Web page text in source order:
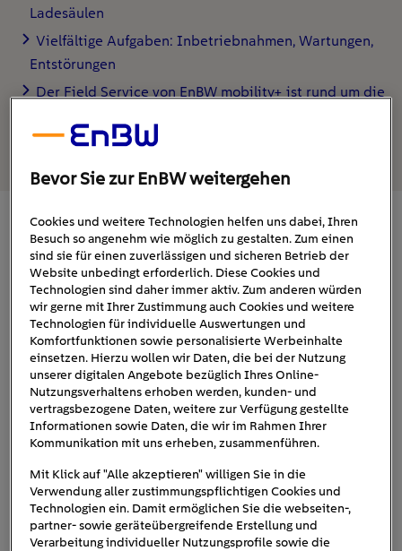
Ladesäulen
Vielfältige Aufgaben: Inbetriebnahmen, Wartungen,
Entstörungen
Der Field Service von EnBW mobility+ ist rund um die
So funktioniert die Überwachung und
Reparatur von Ladesäulen
Die EnBW betreibt das größte Schnellladenetz
Deutschlands. Was, wenn mal ein Ladesäule
defekt ist? Wie stellt die EnBW mobility+ das
fest?
Die Ladeinfrastruktur der EnBW funktioniert. Dafür sorgt
ein zuverlässiger “Maschinenraum”. Die Ladestationen
sind über Mobilfunk an IT-Systeme angebunden. Durch
diese Anbindung kann jederzeit überprüft werden, ob die
Ladestationen einwandfrei funktionieren. Sollte eine
Ladestation ausfallen, wird dieser Defekt automatisch an
uns kommuniziert. Fehler wie ein defektes Kabel oder
Bevor Sie zur EnBW weitergehen
Cookies und weitere Technologien helfen uns dabei, Ihren
Besuch so angenehm wie möglich zu gestalten. Zum einen
sind sie für einen zuverlässigen und sicheren Betrieb der
Website unbedingt erforderlich. Diese Cookies und
Technologien sind daher immer aktiv. Zum anderen würden
wir gerne mit Ihrer Zustimmung auch Cookies und weitere
Technologien für individuelle Auswertungen und
Komfortfunktionen sowie personalisierte Werbeinhalte
einsetzen. Hierzu wollen wir Daten, die bei der Nutzung
unserer digitalen Angebote bezüglich Ihres Online-
Nutzungsverhaltens erhoben werden, kunden- und
vertragsbezogene Daten, weitere zur Verfügung gestellte
Informationen sowie Daten, die wir im Rahmen Ihrer
Kommunikation mit uns erheben, zusammenführen.
Mit Klick auf "Alle akzeptieren" willigen Sie in die
Verwendung aller zustimmungspflichtigen Cookies und
Technologien ein. Damit ermöglichen Sie die webseiten-,
partner- sowie geräteübergreifende Erstellung und
Verarbeitung individueller Nutzungsprofile sowie die